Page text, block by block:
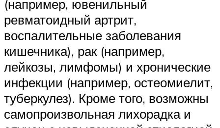
(например, ювенильный
ревматоидный артрит,
воспалительные заболевания
кишечника), рак (например,
лейкозы, лимфомы) и хронические
инфекции (например, остеомиелит,
туберкулез). Кроме того, возможны
самопроизвольная лихорадка и